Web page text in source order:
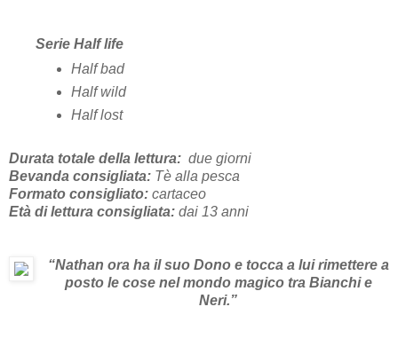
Serie Half life
Half bad
Half wild
Half lost
Durata totale della lettura: due giorni
Bevanda consigliata: Tè alla pesca
Formato consigliato: cartaceo
Età di lettura consigliata: dai 13 anni
“Nathan ora ha il suo Dono e tocca a lui rimettere a
posto le cose nel mondo magico tra Bianchi e
Neri.”